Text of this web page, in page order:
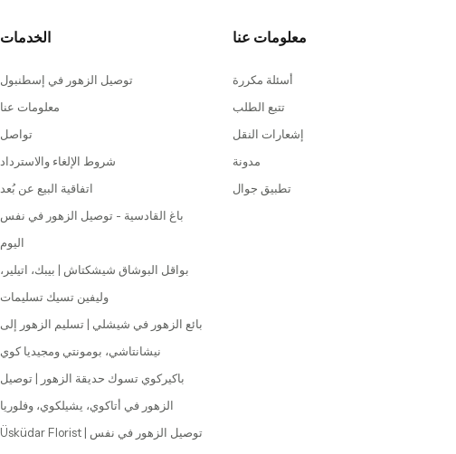
الخدمات
توصيل الزهور في إسطنبول
معلومات عنا
تواصل
شروط الإلغاء والاسترداد
اتفاقية البيع عن بُعد
باغ القادسية - توصيل الزهور في نفس
اليوم
بواقل البوشاق شيشكتاش | بيبك، اتيلير،
وليفين تسيك تسليمات
بائع الزهور في شيشلي | تسليم الزهور إلى
نيشانتاشي، بومونتي ومجيديا كوي
باكيركوي تسوك حديقة الزهور | توصيل
الزهور في أتاكوي، يشيلكوي، وفلوريا
Üsküdar Florist | توصيل الزهور في نفس
معلومات عنا
أسئلة مكررة
تتبع الطلب
إشعارات النقل
مدونة
تطبيق جوال